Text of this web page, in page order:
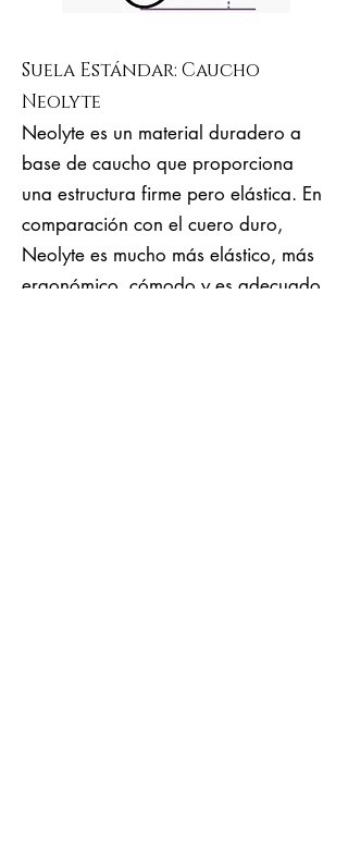
Suela Estándar: Caucho
Neolyte
Neolyte es un material duradero a
base de caucho que proporciona
una estructura firme pero elástica. En
comparación con el cuero duro,
Neolyte es mucho más elástico, más
ergonómico, cómodo y es adecuado